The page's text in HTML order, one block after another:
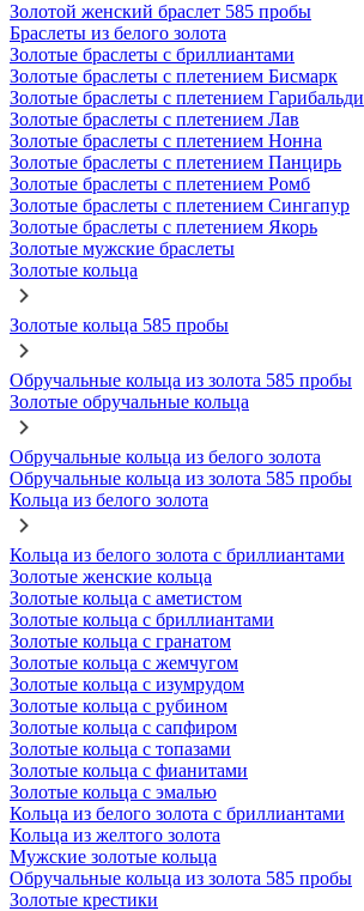
Золотой женский браслет 585 пробы
Браслеты из белого золота
Золотые браслеты с бриллиантами
Золотые браслеты с плетением Бисмарк
Золотые браслеты с плетением Гарибальди
Золотые браслеты с плетением Лав
Золотые браслеты с плетением Нонна
Золотые браслеты с плетением Панцирь
Золотые браслеты с плетением Ромб
Золотые браслеты с плетением Сингапур
Золотые браслеты с плетением Якорь
Золотые мужские браслеты
Золотые кольца
Золотые кольца 585 пробы
Обручальные кольца из золота 585 пробы
Золотые обручальные кольца
Обручальные кольца из белого золота
Обручальные кольца из золота 585 пробы
Кольца из белого золота
Кольца из белого золота с бриллиантами
Золотые женские кольца
Золотые кольца с аметистом
Золотые кольца с бриллиантами
Золотые кольца с гранатом
Золотые кольца с жемчугом
Золотые кольца с изумрудом
Золотые кольца с рубином
Золотые кольца с сапфиром
Золотые кольца с топазами
Золотые кольца с фианитами
Золотые кольца с эмалью
Кольца из белого золота с бриллиантами
Кольца из желтого золота
Мужские золотые кольца
Обручальные кольца из золота 585 пробы
Золотые крестики